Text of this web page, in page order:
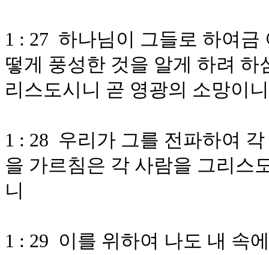
1 : 27 하나님이 그들로 하여
떻게 풍성한 것을 알게 하려
리스도시니 곧 영광의 소망이
1 : 28 우리가 그를 전파하여
을 가르침은 각 사람을 그리스
니
1 : 29 이를 위하여 나도 내 속